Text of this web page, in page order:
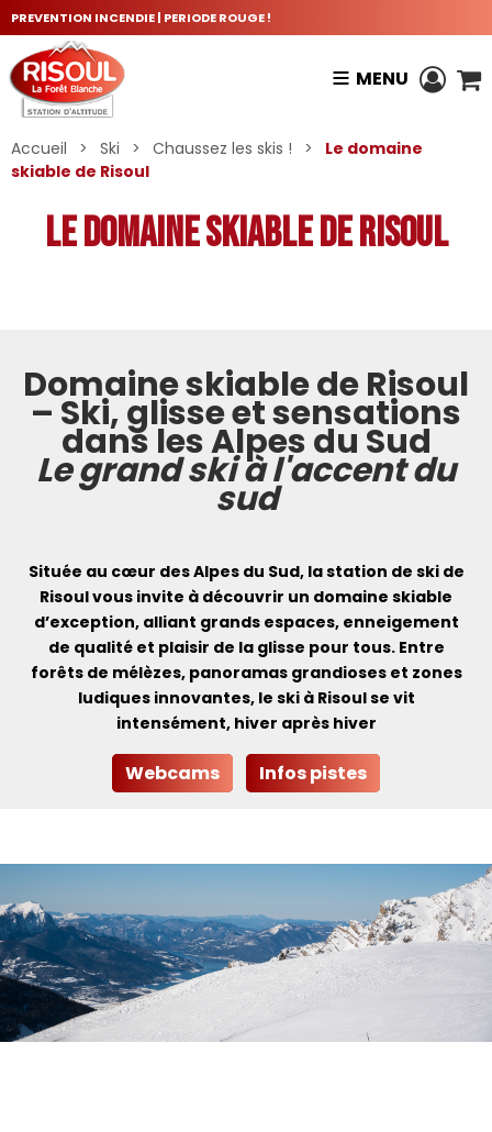
PREVENTION INCENDIE | PERIODE ROUGE !
MENU
Accueil > Ski > Chaussez les skis ! >
Le domaine
skiable de Risoul
Le domaine skiable de Risoul
Domaine skiable de Risoul
– Ski, glisse et sensations
dans les Alpes du Sud
Le grand ski à l'accent du
sud
Située au cœur desAlpes du Sud, la station de ski de
Risoulvous invite à découvrir un domaine skiable
d’exception, alliant grands espaces, enneigement
de qualitéet plaisir de la glisse pour tous. Entre
forêts de mélèzes, panoramas grandioses et zones
ludiques innovantes, le ski à Risoul se vit
intensément, hiver après hiver
Webcams Infos pistes